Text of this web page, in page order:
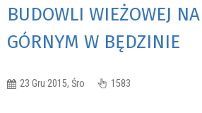
BUDOWLI WIEŻOWEJ
GÓRNYM W BĘDZINIE
23 Gru 2015, Śro 1583